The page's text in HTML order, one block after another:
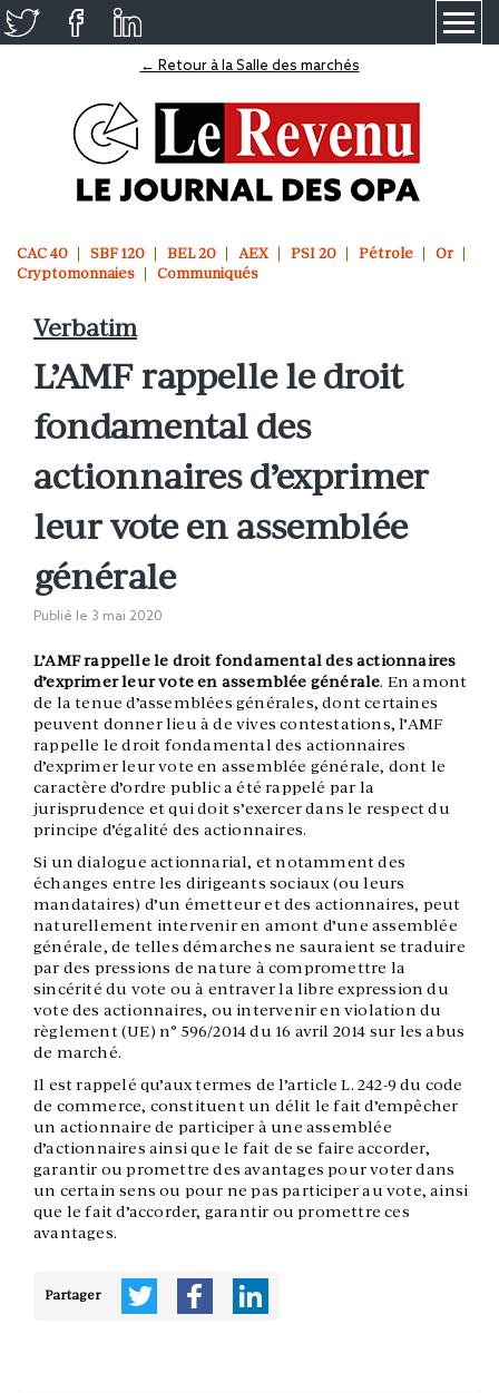
← Retour à la Salle des marchés
CAC 40 SBF 120 BEL 20 AEX PSI 20 Pétrole
Or
Cryptomonnaies
Communiqués
Verbatim
L’AMF rappelle le droit
fondamental des
actionnaires d’exprimer
leur vote en assemblée
générale
Publié le 3 mai 2020
L’AMF rappelle le droit fondamental des actionnaires
d’exprimer leur vote en assemblée générale. En amont
de la tenue d’assemblées générales, dont certaines
peuvent donner lieu à de vives contestations, l’AMF
rappelle le droit fondamental des actionnaires
d’exprimer leur vote en assemblée générale, dont le
caractère d’ordre public a été rappelé par la
jurisprudence et qui doit s’exercer dans le respect du
principe d’égalité des actionnaires.
Si un dialogue actionnarial, et notamment des
échanges entre les dirigeants sociaux (ou leurs
mandataires) d’un émetteur et des actionnaires, peut
naturellement intervenir en amont d’une assemblée
générale, de telles démarches ne sauraient se traduire
par des pressions de nature à compromettre la
sincérité du vote ou à entraver la libre expression du
vote des actionnaires, ou intervenir en violation du
règlement (UE) n° 596/2014 du 16 avril 2014 sur les abus
de marché.
Il est rappelé qu’aux termes de l’article L. 242-9 du code
de commerce, constituent un délit le fait d’empêcher
un actionnaire de participer à une assemblée
d’actionnaires ainsi que le fait de se faire accorder,
garantir ou promettre des avantages pour voter dans
un certain sens ou pour ne pas participer au vote, ainsi
que le fait d’accorder, garantir ou promettre ces
avantages.
Partager